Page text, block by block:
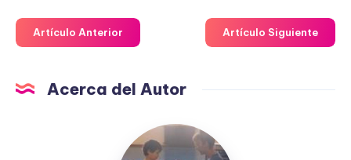
Artículo Anterior Artículo Siguiente
Acerca del Autor
Fuensanta
López